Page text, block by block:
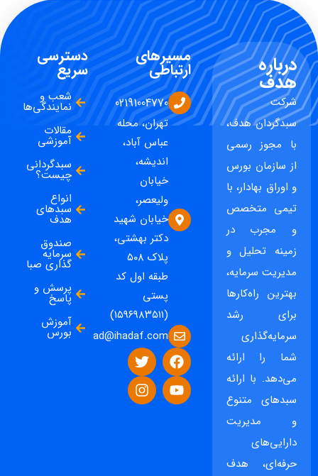
درباره
هدف
شرکت
سبدگردان هدف،
با مجوز رسمی
از سازمان بورس
و اوراق بهادار، با
تیمی متخصص
و مجرب در
زمینه تحلیل و
مدیریت سرمایه،
بهترین راه‌کارها
برای رشد
سرمایه‌گذاری
شما را ارائه
می‌دهد. با ارائه
سبدهای متنوع
و مدیریت
دارایی‌های
حرفه‌ای، هدف
مسیرهای
ارتباطی
02191004770
تهران، محله
عباس آباد،
اندیشه،
خیابان
ولیعصر،
خیابان شهید
دکتر بهشتی،
پلاک ۵۰۸
طبقه اول کد
پستی
(۱۵۹۶۹۸۳۵۱۱)
ad@ihadaf.com
دسترسی
سریع
شعب و
نمایندگی‌ها
مقالات
آموزشی
سبدگردانی
چیست؟
انواع
سبدهای
هدف
صندوق
سرمایه
گذاری صبا
پرسش و
پاسخ
آموزش
بورس